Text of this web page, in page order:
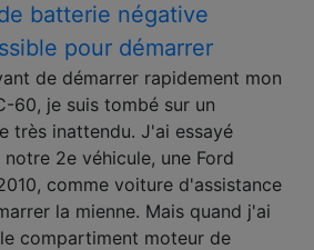
batterie négative
pour démarrer
de démarrer rapidement mon
60, je suis tombé sur un
très inattendu. J'ai essayé
2e véhicule, une Ford
comme voiture d'assistance
la mienne. Mais quand j'ai
compartiment moteur de